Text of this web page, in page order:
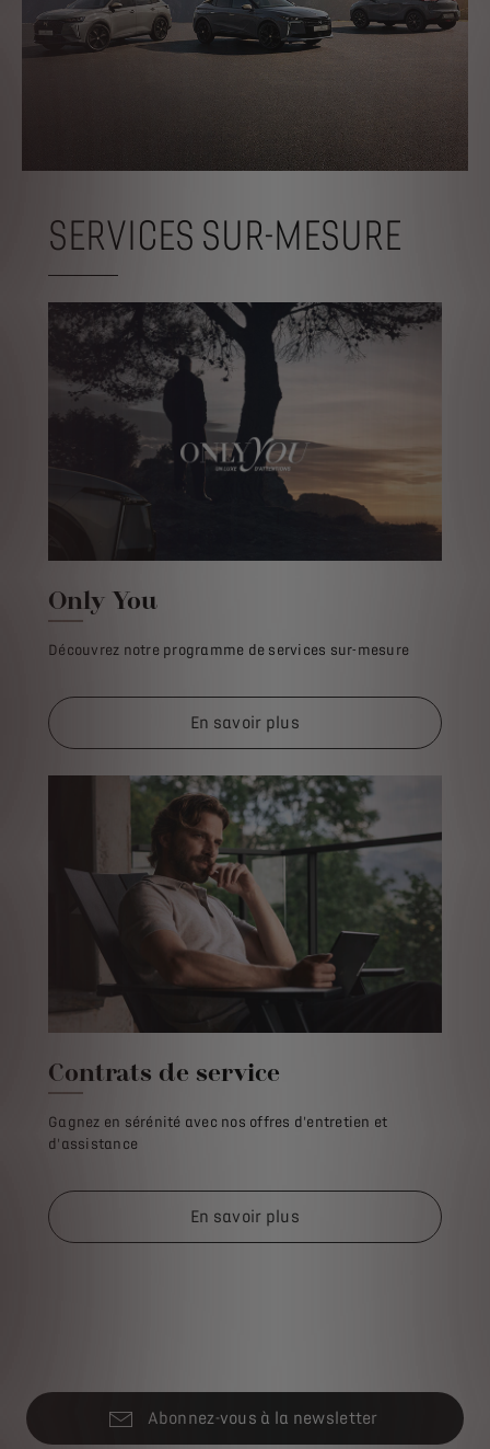
SERVICES SUR-MESURE
Only You
Découvrez notre programme de services sur-mesure
En savoir plus
Contrats de service
Gagnez en sérénité avec nos offres d'entretien et
d'assistance
En savoir plus
Abonnez-vous à la newsletter